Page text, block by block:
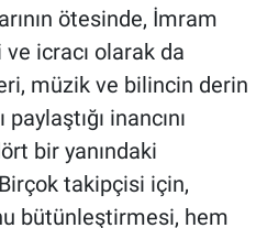
ötesinde, İmram
icracı olarak da
müzik ve bilincin derin
inancını
bir yanındaki
takipçisi için,
bütünleştirmesi, hem